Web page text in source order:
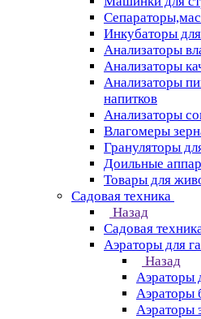
Инкубаторы
Анализаторы
Анализаторы
Анализаторы
напитков
Анализаторы
Влагомеры
Грануляторы
Доильные
Товары для
Садовая техника
Назад
Садовая
Аэраторы для
Назад
Аэраторы
Аэраторы
Аэраторы